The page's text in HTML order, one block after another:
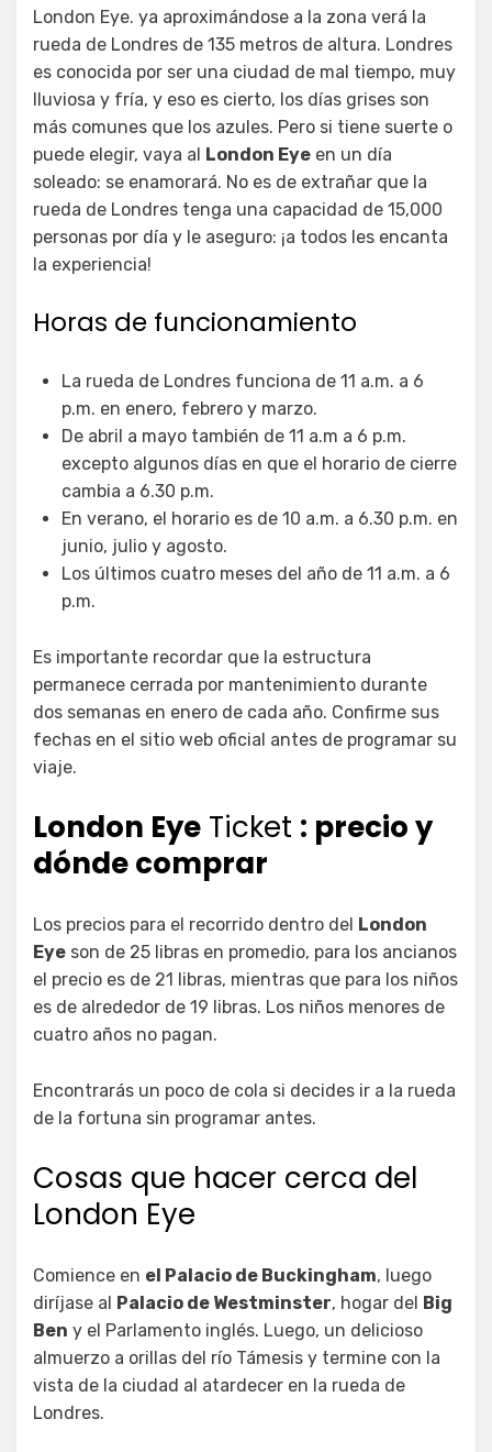
London Eye. ya aproximándose a la zona verá la
rueda de Londres de 135 metros de altura. Londres
es conocida por ser una ciudad de mal tiempo, muy
lluviosa y fría, y eso es cierto, los días grises son
más comunes que los azules. Pero si tiene suerte o
puede elegir, vaya al London Eye en un día
soleado: se enamorará. No es de extrañar que la
rueda de Londres tenga una capacidad de 15,000
personas por día y le aseguro: ¡a todos les encanta
la experiencia!
Horas de funcionamiento
La rueda de Londres funciona de 11 a.m. a 6
p.m. en enero, febrero y marzo.
De abril a mayo también de 11 a.m a 6 p.m.
excepto algunos días en que el horario de cierre
cambia a 6.30 p.m.
En verano, el horario es de 10 a.m. a 6.30 p.m. en
junio, julio y agosto.
Los últimos cuatro meses del año de 11 a.m. a 6
p.m.
Es importante recordar que la estructura
permanece cerrada por mantenimiento durante
dos semanas en enero de cada año. Confirme sus
fechas en el sitio web oficial antes de programar su
viaje.
London Eye Ticket : precio y
dónde comprar
Los precios para el recorrido dentro del London
Eye son de 25 libras en promedio, para los ancianos
el precio es de 21 libras, mientras que para los niños
es de alrededor de 19 libras. Los niños menores de
cuatro años no pagan.
Encontrarás un poco de cola si decides ir a la rueda
de la fortuna sin programar antes.
Cosas que hacer cerca del
London Eye
Comience en el Palacio de Buckingham, luego
diríjase al Palacio de Westminster, hogar del Big
Ben y el Parlamento inglés. Luego, un delicioso
almuerzo a orillas del río Támesis y termine con la
vista de la ciudad al atardecer en la rueda de
Londres.